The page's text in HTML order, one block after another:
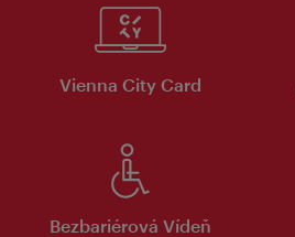
Vienna City Card
Bezbariérová Vídeň